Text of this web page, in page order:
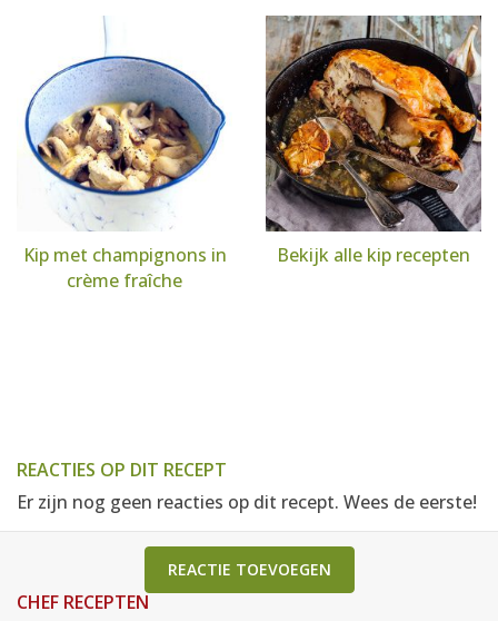
Kip met champignons in
crème fraîche
Bekijk alle kip recepten
REACTIES OP DIT RECEPT
Er zijn nog geen reacties op dit recept. Wees de eerste!
REACTIE TOEVOEGEN
CHEF RECEPTEN